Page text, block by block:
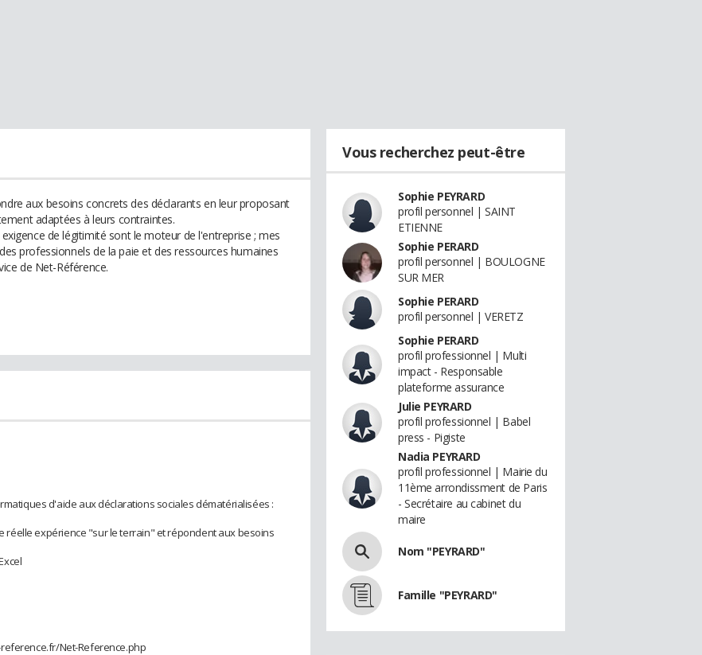
aux besoins concrets des déclarants en leur proposant
adaptées à leurs contraintes.
de légitimité sont le moteur de l'entreprise ; mes
professionnels de la paie et des ressources humaines
de Net-Référence.
d'aide aux déclarations sociales dématérialisées :
réelle expérience "sur le terrain" et répondent aux besoins
Net-Reference.php
Vous recherchez peut-être
Sophie PEYRARD
profil personnel | SAINT
ETIENNE
Sophie PERARD
profil personnel | BOULOGNE
SUR MER
Sophie PERARD
profil personnel | VERETZ
Sophie PERARD
profil professionnel | Multi
impact - Responsable
plateforme assurance
Julie PEYRARD
profil professionnel | Babel
press - Pigiste
Nadia PEYRARD
profil professionnel | Mairie du
11ème arrondissment de Paris
- Secrétaire au cabinet du
maire
Nom "PEYRARD"
Famille "PEYRARD"